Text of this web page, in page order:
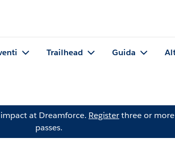
Trailhead Guida
at Dreamforce. Registerthree or
passes.